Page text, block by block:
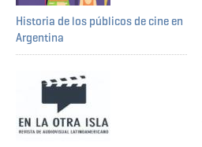
Historia de los públicos de cine en
Argentina